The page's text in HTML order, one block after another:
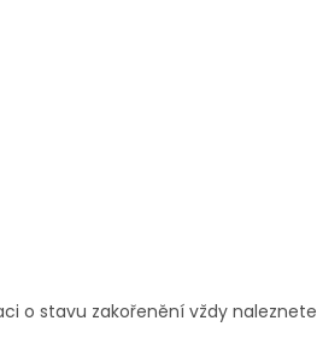
o stavu zakořenění vždy naleznete